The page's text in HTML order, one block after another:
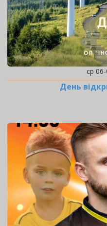
ср
День